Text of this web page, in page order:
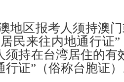
地区报考人须持澳
民来往内地通行证”
须持在台湾居住的有
行证” （俗称台胞证